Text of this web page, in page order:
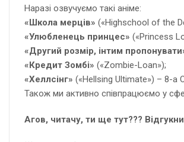
Наразі озвучуємо такі аніме:
«Школа мерців» («Highschool of the
«Улюбленець принцес» («Princess
«Другий розмір, інтим
«Кредит Зомбі» («Zombie-Loan»);
«Хеллсінг» («Hellsing Ultimate») – 8-а
Також ми активно співпрацюємо у
Агов, читачу, ти ще тут???